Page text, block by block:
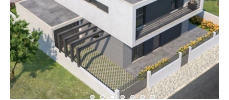
Fotografia estilo pretendido em anexo. A qualidade
pretendida da construção/isolamento/materiais é
dentro de gama boa/alta.
Cptos Alexandre